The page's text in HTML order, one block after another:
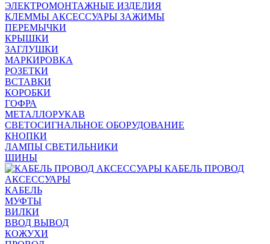
ЭЛЕКТРОМОНТАЖНЫЕ ИЗДЕЛИЯ
КЛЕММЫ АКСЕССУАРЫ ЗАЖИМЫ
ПЕРЕМЫЧКИ
КРЫШКИ
ЗАГЛУШКИ
МАРКИРОВКА
РОЗЕТКИ
ВСТАВКИ
КОРОБКИ
ГОФРА
МЕТАЛЛОРУКАВ
СВЕТОСИГНАЛЬНОЕ ОБОРУДОВАНИЕ
КНОПКИ
ЛАМПЫ СВЕТИЛЬНИКИ
ШИНЫ
КАБЕЛЬ ПРОВОД
АКСЕССУАРЫ
КАБЕЛЬ
МУФТЫ
ВИЛКИ
ВВОД ВЫВОД
КОЖУХИ